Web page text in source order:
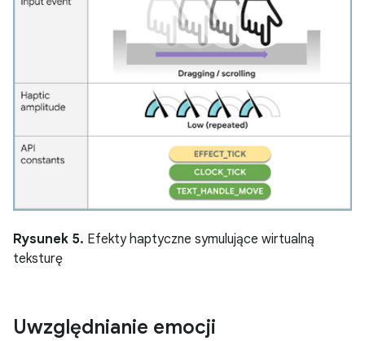
Rysunek 5. Efekty haptyczne symulujące wirtualną
teksturę
Uwzględnianie emocji